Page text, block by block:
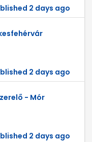
2 days ago
2 days ago
- Mór
2 days ago